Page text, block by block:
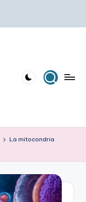
La mitocondria